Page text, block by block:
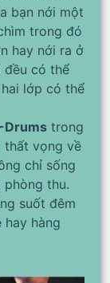
bạn nới một
trong đó
hay nới ra ở
đều có thể
lớp có thể
Drums trong
thất vọng về
chỉ sống
thu.
suốt đêm
hay hàng